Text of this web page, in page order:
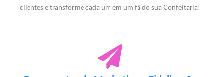
clientes e transforme cada um em um fã do sua Confeitaria!